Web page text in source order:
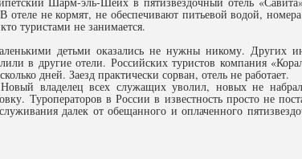
отеле не кормят, не обеспечивают питьевой водой,
туристами не занимается.
детьми оказались не нужны никому. Других
в другие отели. Российских туристов компания
дней. Заезд практически сорван, отель не работает.
владелец всех служащих уволил, новых не
Туроператоров в России в известность просто не
далек от обещанного и оплаченного